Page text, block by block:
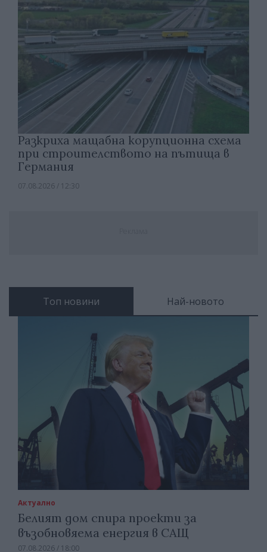
Разкриха мащабна корупционна схема
при строителството на пътища в
Германия
07.08.2026 / 12:30
Топ новини Най-новото
Актуално
Белият дом спира проекти за
възобновяема енергия в САЩ
07.08.2026 / 18:00